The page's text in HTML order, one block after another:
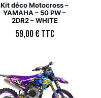
Kit déco Motocross –
YAMAHA – 50 PW –
2DR2 – WHITE
59,00€ TTC